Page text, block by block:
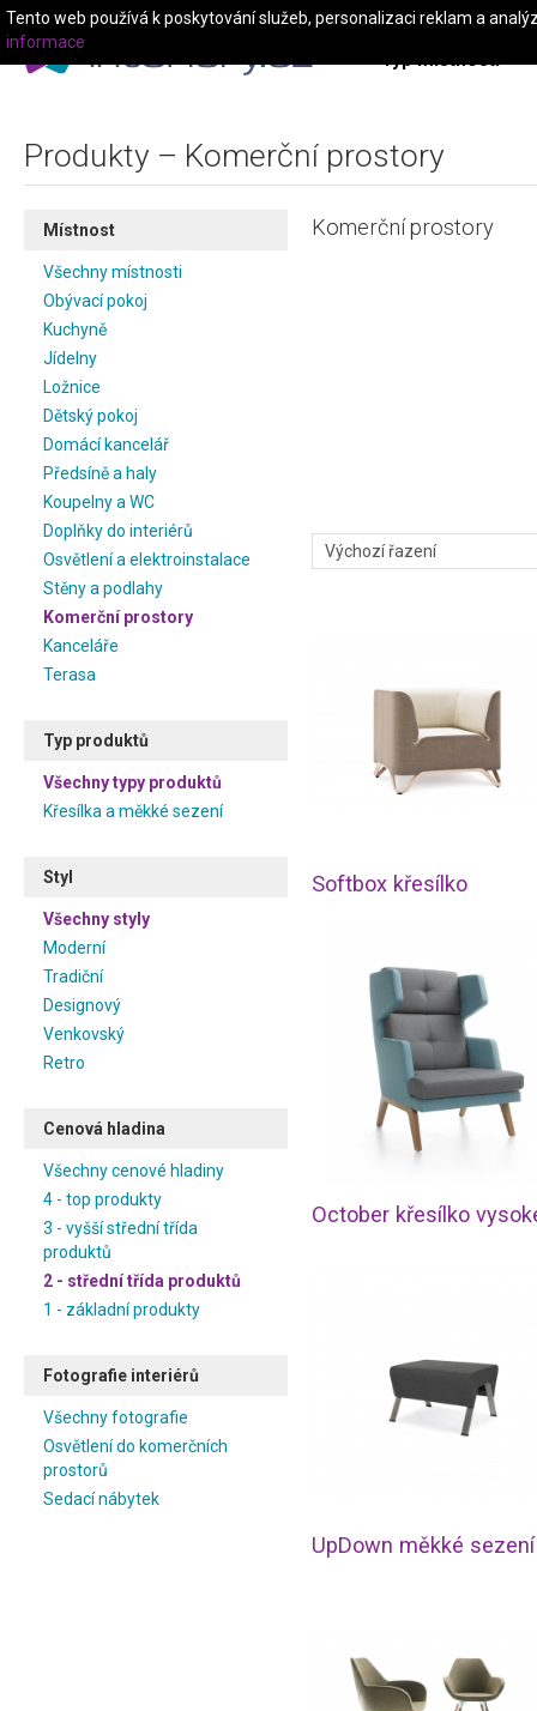
Typ místnosti
Produkty – Komerční prostory
Místnost
Všechny místnosti
Obývací pokoj
Kuchyně
Jídelny
Ložnice
Dětský pokoj
Domácí kancelář
Předsíně a haly
Koupelny a WC
Doplňky do interiérů
Osvětlení a elektroinstalace
Stěny a podlahy
Komerční prostory
Kanceláře
Terasa
Typ produktů
Všechny typy produktů
Křesílka a měkké sezení
Styl
Všechny styly
Moderní
Tradiční
Designový
Venkovský
Retro
Cenová hladina
Všechny cenové hladiny
4 - top produkty
3 - vyšší střední třída
produktů
2 - střední třída produktů
1 - základní produkty
Fotografie interiérů
Všechny fotografie
Osvětlení do komerčních
prostorů
Sedací nábytek
Komerční prostory
Softbox křesílko
UpDown měkké
Tento web používá k poskytování služeb, personalizaci reklam a
informace